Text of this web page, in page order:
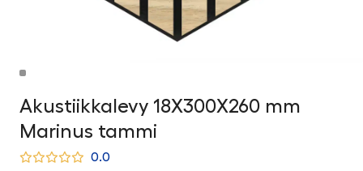
Akustiikkalevy 18X300X260 mm
Marinus tammi
0.0